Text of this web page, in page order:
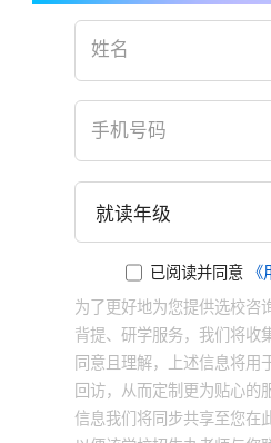
已阅读并同意
为了更好地为您提供选校咨
背提、研学服务，我们将收
同意且理解，上述信息将用
回访，从而定制更为贴心的
信息我们将同步共享至您在